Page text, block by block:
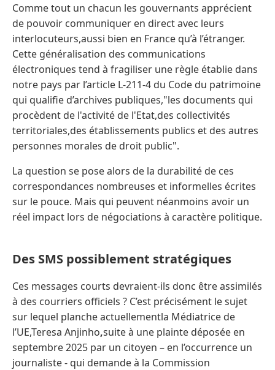
Comme tout un chacun les gouvernants apprécient
de pouvoir communiquer en direct avec leurs
interlocuteurs,aussi bien en France qu’à l’étranger.
Cette généralisation des communications
électroniques tend à fragiliser une règle établie dans
notre pays par l’article L-211-4 du Code du patrimoine
qui qualifie d’archives publiques,"les documents qui
procèdent de l'activité de l'Etat,des collectivités
territoriales,des établissements publics et des autres
personnes morales de droit public".
La question se pose alors de la durabilité de ces
correspondances nombreuses et informelles écrites
sur le pouce. Mais qui peuvent néanmoins avoir un
réel impact lors de négociations à caractère politique.
Des SMS possiblement stratégiques
Ces messages courts devraient-ils donc être assimilés
à des courriers officiels ? C’est précisément le sujet
sur lequel planche actuellementla Médiatrice de
l’UE,Teresa Anjinho,suite à une plainte déposée en
septembre 2025 par un citoyen – en l’occurrence un
journaliste - qui demande à la Commission